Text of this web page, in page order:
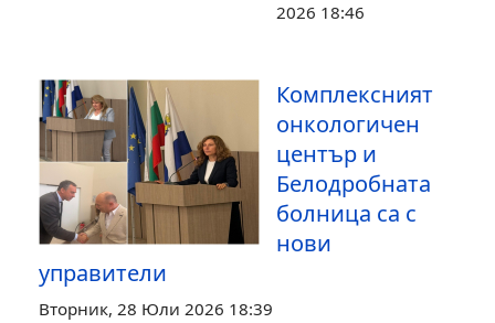
2026 18:46
Комплексният
онкологичен
център и
Белодробната
болница са с
нови
управители
Вторник, 28 Юли 2026 18:39